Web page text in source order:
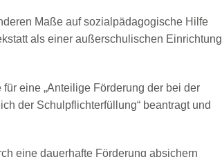
Maße auf sozialpädagogische Hilfe
als einer außerschulischen Einrichtung
eine „Anteilige Förderung der bei der
der Schulpflichterfüllung“ beantragt und
eine dauerhafte Förderung absichern